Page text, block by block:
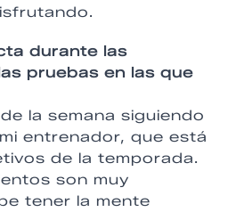
durante las
pruebas en las que
la semana siguiendo
entrenador, que está
de la temporada.
son muy
tener la mente